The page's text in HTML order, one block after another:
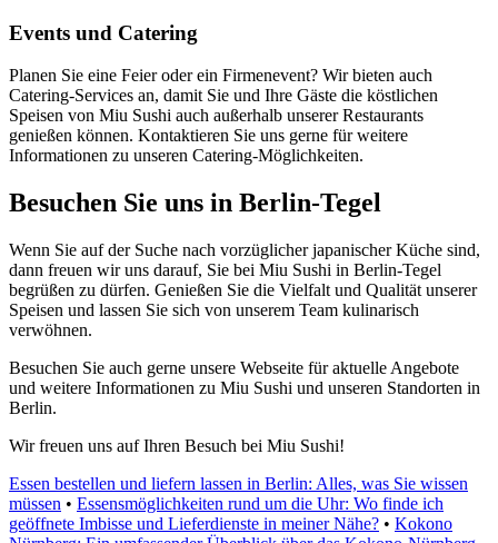
Events und Catering
Planen Sie eine Feier oder ein Firmenevent? Wir bieten auch
Catering-Services an, damit Sie und Ihre Gäste die köstlichen
Speisen von Miu Sushi auch außerhalb unserer Restaurants
genießen können. Kontaktieren Sie uns gerne für weitere
Informationen zu unseren Catering-Möglichkeiten.
Besuchen Sie uns in Berlin-Tegel
Wenn Sie auf der Suche nach vorzüglicher japanischer Küche sind,
dann freuen wir uns darauf, Sie bei Miu Sushi in Berlin-Tegel
begrüßen zu dürfen. Genießen Sie die Vielfalt und Qualität unserer
Speisen und lassen Sie sich von unserem Team kulinarisch
verwöhnen.
Besuchen Sie auch gerne unsere Webseite für aktuelle Angebote
und weitere Informationen zu Miu Sushi und unseren Standorten in
Berlin.
Wir freuen uns auf Ihren Besuch bei Miu Sushi!
Essen bestellen und liefern lassen in Berlin: Alles, was Sie wissen
müssen • Essensmöglichkeiten rund um die Uhr: Wo finde ich
geöffnete Imbisse und Lieferdienste in meiner Nähe? • Kokono